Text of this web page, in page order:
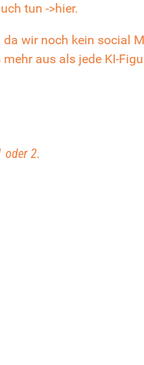
tun ->hier.
wir noch kein social
aus als jede KI-
oder 2.